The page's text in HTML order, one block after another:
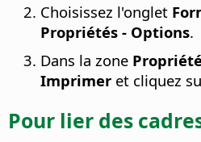
Choisissez l'onglet
Propriétés - Options.
Dans la zone
Imprimer et cliquez
Pour lier des